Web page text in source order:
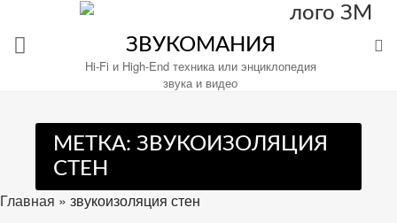
содержимому
ЗВУКОМАНИЯ
Hi-Fi и High-End техника или энциклопедия
звука и видео
МЕТКА: ЗВУКОИЗОЛЯЦИЯ
СТЕН
Главная » звукоизоляция стен
Настройте
файлы
cookie
для